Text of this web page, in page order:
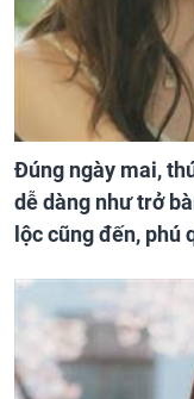
Đúng ngày mai,
dễ dàng như trở
lộc cũng đến, phú